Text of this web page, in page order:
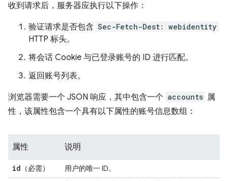
收到请求后，服务器应执行以下操作：
验证请求是否包含 Sec-Fetch-Dest: webidentity
HTTP 标头。
将会话 Cookie 与已登录账号的 ID 进行匹配。
返回账号列表。
浏览器需要一个 JSON 响应，其中包含一个 accounts 属
性，该属性包含一个具有以下属性的账号信息数组：
属性 说明
id （必需） 用户的唯一 ID。